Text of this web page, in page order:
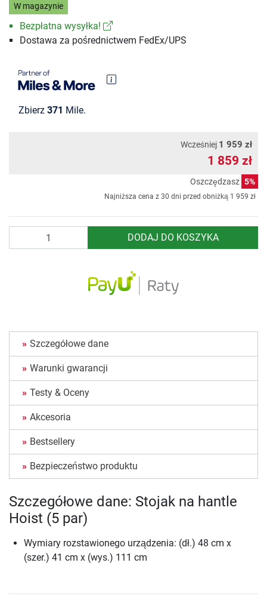
W magazynie
Bezpłatna wysyłka!
Dostawa za pośrednictwem FedEx/UPS
Zbierz 371 Mile.
Wcześniej 1 959 zł
1 859 zł
Oszczędzasz 5%
Najniższa cena z 30 dni przed obniżką 1 959 zł
DODAJ DO KOSZYKA
Szczegółowe dane
Warunki gwarancji
Testy & Oceny
Akcesoria
Bestsellery
Bezpieczeństwo produktu
Szczegółowe dane: Stojak na hantle
Hoist (5 par)
Wymiary rozstawionego urządzenia: (dł.) 48 cm x
(szer.) 41 cm x (wys.) 111 cm